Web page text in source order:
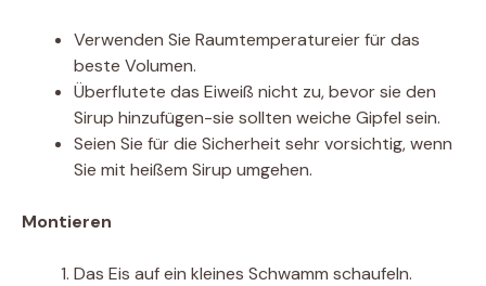
Verwenden Sie Raumtemperatureier für das
beste Volumen.
Überflutete das Eiweiß nicht zu, bevor sie den
Sirup hinzufügen-sie sollten weiche Gipfel sein.
Seien Sie für die Sicherheit sehr vorsichtig, wenn
Sie mit heißem Sirup umgehen.
Montieren
Das Eis auf ein kleines Schwamm schaufeln.